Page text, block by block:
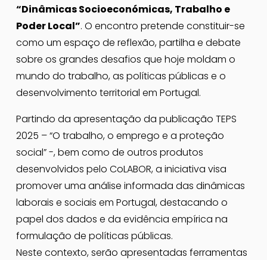
“Dinâmicas Socioeconómicas, Trabalho e
Poder Local”. O encontro pretende constituir-se
como um espaço de reflexão, partilha e debate
sobre os grandes desafios que hoje moldam o
mundo do trabalho, as políticas públicas e o
desenvolvimento territorial em Portugal.
Partindo da apresentação da publicação TEPS
2025 – “O trabalho, o emprego e a proteção
social” -, bem como de outros produtos
desenvolvidos pelo CoLABOR, a iniciativa visa
promover uma análise informada das dinâmicas
laborais e sociais em Portugal, destacando o
papel dos dados e da evidência empírica na
formulação de políticas públicas.
Neste contexto, serão apresentadas ferramentas